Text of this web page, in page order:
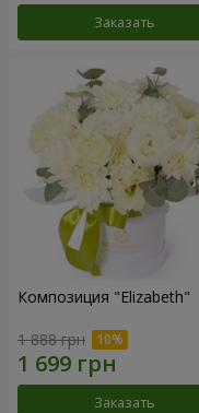
Заказать
Композиция "Elizabeth"
1 888 грн
Заказать